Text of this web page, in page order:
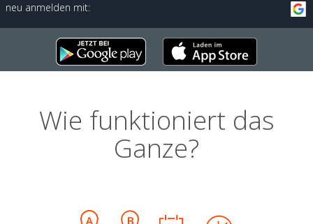
neu anmelden mit:
Wie funktioniert das
Ganze?